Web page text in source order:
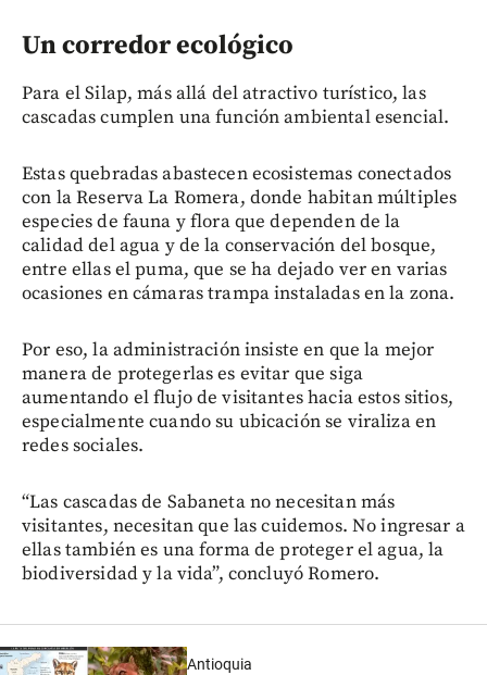
Un corredor ecológico
Para el Silap, más allá del atractivo turístico, las
cascadas cumplen una función ambiental esencial.
Estas quebradas abastecen ecosistemas conectados
con la Reserva La Romera, donde habitan múltiples
especies de fauna y flora que dependen de la
calidad del agua y de la conservación del bosque,
entre ellas el puma, que se ha dejado ver en varias
ocasiones en cámaras trampa instaladas en la zona.
Por eso, la administración insiste en que la mejor
manera de protegerlas es evitar que siga
aumentando el flujo de visitantes hacia estos sitios,
especialmente cuando su ubicación se viraliza en
redes sociales.
“Las cascadas de Sabaneta no necesitan más
visitantes, necesitan que las cuidemos. No ingresar a
ellas también es una forma de proteger el agua, la
biodiversidad y la vida”, concluyó Romero.
Antioquia